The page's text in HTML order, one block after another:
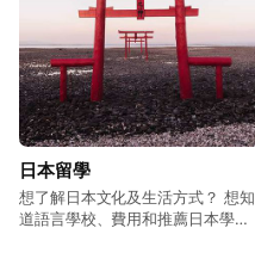
日本留學
想了解日本文化及生活方式？ 想知
道語言學校、費用和推薦日本學